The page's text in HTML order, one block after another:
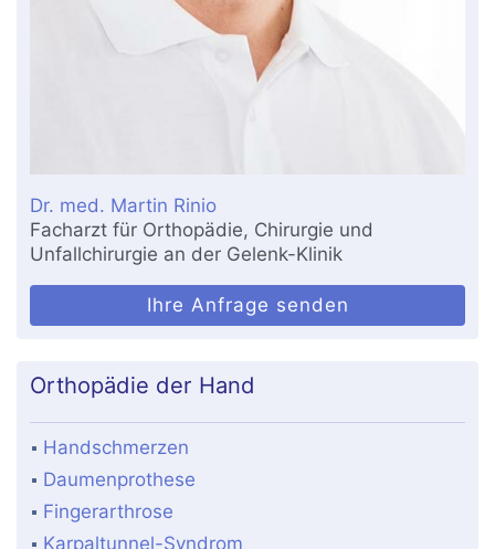
Dr. med. Martin Rinio
Facharzt für Orthopädie, Chirurgie und
Unfallchirurgie an der Gelenk-Klinik
Ihre Anfrage senden
Orthopädie der Hand
Handschmerzen
Daumenprothese
Fingerarthrose
Karpaltunnel-Syndrom